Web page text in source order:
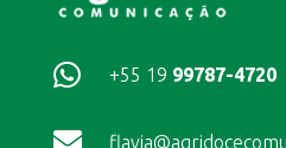
 +55 19 99787-4720
